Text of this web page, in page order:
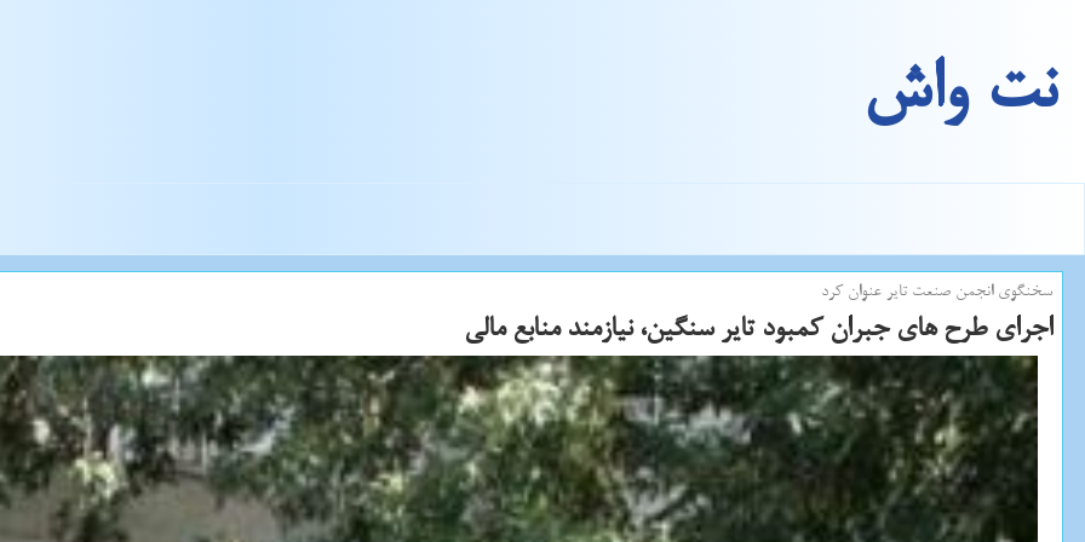
نت واش
سخنگوی انجمن صنعت تایر عنوان كرد
اجرای طرح های جبران كمبود تایر سنگین، نیازمند منابع مالی